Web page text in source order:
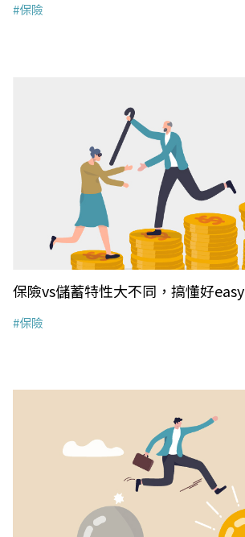
#保險
保險vs儲蓄特性大不同，搞懂好easy
#保險